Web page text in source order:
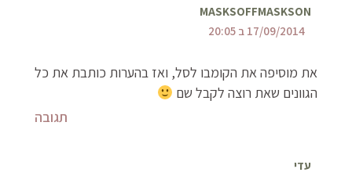
MASKSOFFMASKSON
17/09/2014 ב 20:05
את מוסיפה את הקומבו לסל, ואז בהערות כותבת את כל
הגוונים שאת רוצה לקבל שם
תגובה
עדי